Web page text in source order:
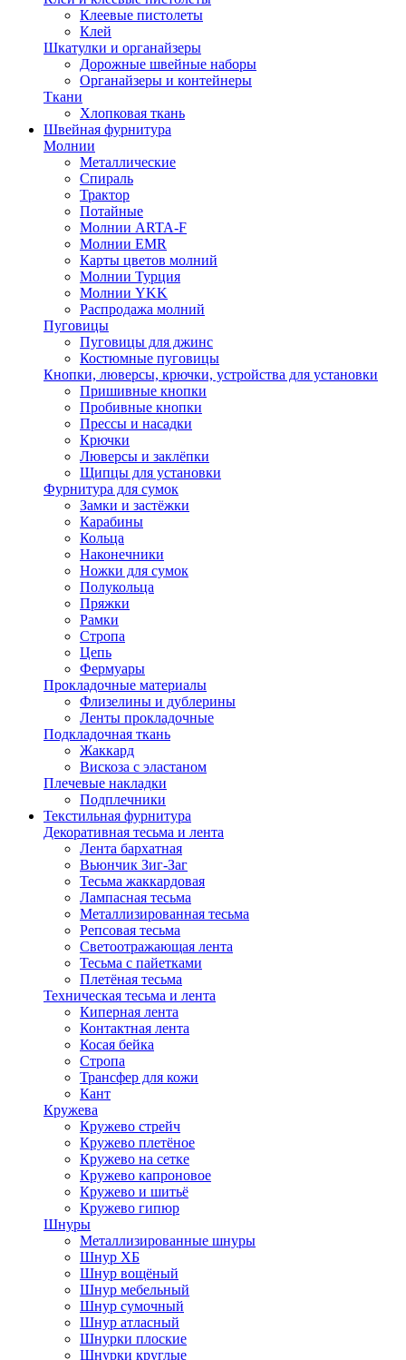
Клеевые пистолеты
Клей
Шкатулки и органайзеры
Дорожные швейные наборы
Органайзеры и контейнеры
Ткани
Хлопковая ткань
Швейная фурнитура
Молнии
Металлические
Спираль
Трактор
Потайные
Молнии ARTA-F
Молнии EMR
Карты цветов молний
Молнии Турция
Молнии YKK
Распродажа молний
Пуговицы
Пуговицы для джинс
Костюмные пуговицы
Кнопки, люверсы, крючки, устройства для установки
Пришивные кнопки
Пробивные кнопки
Прессы и насадки
Крючки
Люверсы и заклёпки
Щипцы для установки
Фурнитура для сумок
Замки и застёжки
Карабины
Кольца
Наконечники
Ножки для сумок
Полукольца
Пряжки
Рамки
Стропа
Цепь
Фермуары
Прокладочные материалы
Флизелины и дублерины
Ленты прокладочные
Подкладочная ткань
Жаккард
Вискоза с эластаном
Плечевые накладки
Подплечники
Текстильная фурнитура
Декоративная тесьма и лента
Лента бархатная
Вьюнчик Зиг-Заг
Тесьма жаккардовая
Лампасная тесьма
Металлизированная тесьма
Репсовая тесьма
Светоотражающая лента
Тесьма с пайетками
Плетёная тесьма
Техническая тесьма и лента
Киперная лента
Контактная лента
Косая бейка
Стропа
Трансфер для кожи
Кант
Кружева
Кружево стрейч
Кружево плетёное
Кружево на сетке
Кружево капроновое
Кружево и шитьё
Кружево гипюр
Шнуры
Металлизированные шнуры
Шнур ХБ
Шнур вощёный
Шнур мебельный
Шнур сумочный
Шнур атласный
Шнурки плоские
Шнурки круглые